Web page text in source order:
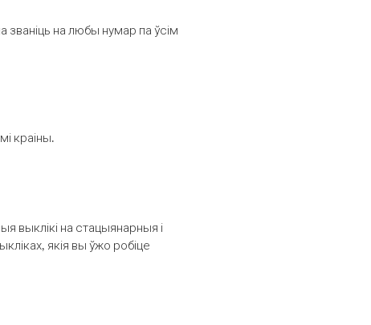
на любы нумар па ўсім
краіны.
выклікі на стацыянарныя і
якія вы ўжо робіце